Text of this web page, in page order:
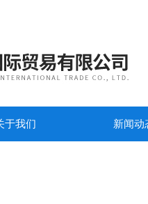
于我们 新闻动